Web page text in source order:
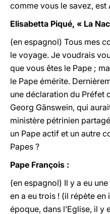
comme vous le savez, est
Elisabetta Piqué, « La
(en espagnol) Tous mes
le voyage. Je voudrais
que vous êtes le Pape ;
le Pape émérite.
une déclaration du Préfet
Georg Gänswein, qui
ministère pétrinien
un Pape actif et un autre
Papes ?
Pape François :
(en espagnol) Il y a eu
en a eu trois ! (il répète en
époque, dans l’Eglise, il y